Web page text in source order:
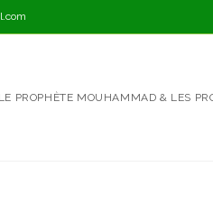
LE PROPHÈTE MOUHAMMAD & LES